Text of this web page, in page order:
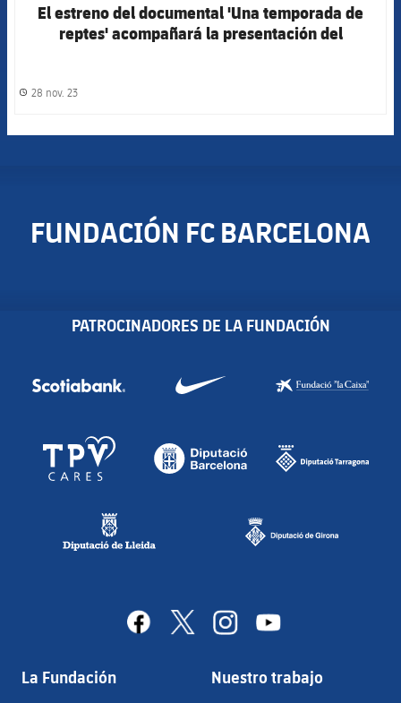
El estreno del documental 'Una temporada de
reptes' acompañará la presentación del
label.share.clock
28 nov. 23
FUNDACIÓN FC BARCELONA
PATROCINADORES DE LA FUNDACIÓN
facebook
x instagramyoutube
La Fundación Nuestro trabajo